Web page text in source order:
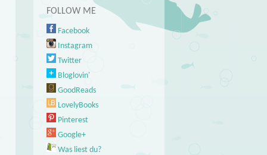
FOLLOW ME
Facebook
Instagram
Twitter
Bloglovin'
GoodReads
LovelyBooks
Pinterest
Google+
Was liest du?